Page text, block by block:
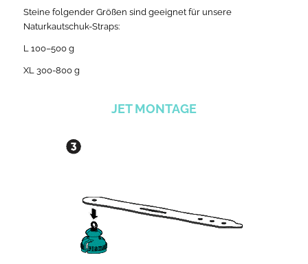
Steine folgender Größen sind geeignet für unsere
Naturkautschuk-Straps:
L 100–500 g
XL 300-800 g
JET MONTAGE